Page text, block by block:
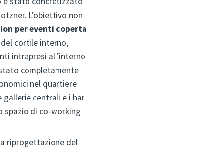
L'obiettivo non
per eventi coperta
cortile interno,
intrapresi all’interno
completamente
nel quartiere
centrali e i bar
spazio di co-working
riprogettazione del